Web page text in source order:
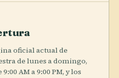
oficial actual de
de lunes a domingo,
AM a 9:00 PM, y los